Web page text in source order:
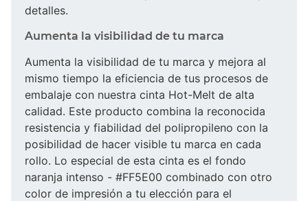
detalles.
Aumenta la visibilidad de tu marca
Aumenta la visibilidad de tu marca y mejora al
mismo tiempo la eficiencia de tus procesos de
embalaje con nuestra cinta Hot-Melt de alta
calidad. Este producto combina la reconocida
resistencia y fiabilidad del polipropileno con la
posibilidad de hacer visible tu marca en cada
rollo. Lo especial de esta cinta es el fondo
naranja intenso - #FF5E00 combinado con otro
color de impresión a tu elección para el